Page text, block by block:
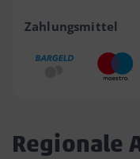
Zahlungsmittel
Regionale